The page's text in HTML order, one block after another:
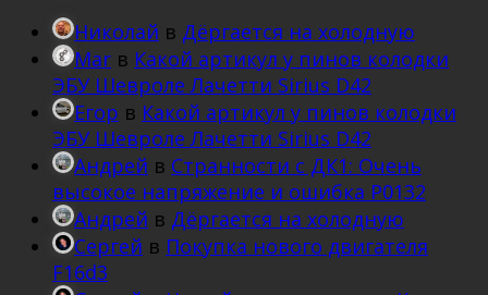
Николай в Дёргается на холодную
Mar в Какой артикул у пинов колодки
ЭБУ Шевроле Лачетти Sirius D42
Егор в Какой артикул у пинов колодки
ЭБУ Шевроле Лачетти Sirius D42
Андрей в Странности с ДК1: Очень
высокое напряжение и ошибка Р0132
Андрей в Дёргается на холодную
Сергей в Покупка нового двигателя
F16d3